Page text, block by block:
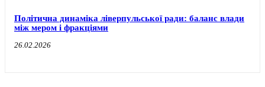
Політична динаміка ліверпульської ради: баланс влади
між мером і фракціями
26.02.2026